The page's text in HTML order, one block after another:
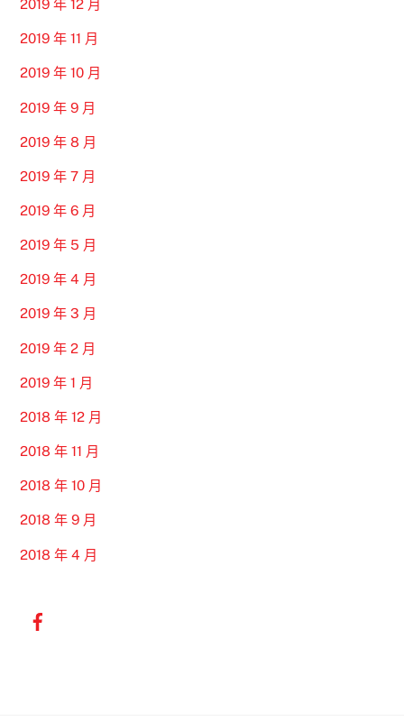
2019 年 12 月
2019 年 11 月
2019 年 10 月
2019 年 9 月
2019 年 8 月
2019 年 7 月
2019 年 6 月
2019 年 5 月
2019 年 4 月
2019 年 3 月
2019 年 2 月
2019 年 1 月
2018 年 12 月
2018 年 11 月
2018 年 10 月
2018 年 9 月
2018 年 4 月